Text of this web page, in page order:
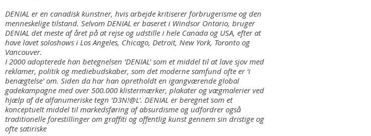
DENIAL er en canadisk kunstner, hvis arbejde kritiserer forbrugerisme og den
menneskelige tilstand. Selvom DENIAL er baseret i Windsor Ontario, bruger
DENIAL det meste af året på at rejse og udstille i hele Canada og USA, efter at
have lavet soloshows i Los Angeles, Chicago, Detroit, New York, Toronto og
Vancouver.
I 2000 adopterede han betegnelsen 'DENIAL' som et middel til at lave sjov med
reklamer, politik og mediebudskaber, som det moderne samfund ofte er 'i
benægtelse' om. Siden da har han opretholdt en igangværende global
gadekampagne med over 500.000 klistermærker, plakater og vægmalerier ved
hjælp af de alfanumeriske tegn 'D3N!@L'. DENIAL er beregnet som et
konceptuelt middel til markedsføring af absurdisme og udfordrer også
traditionelle forestillinger om graffiti og offentlig kunst gennem sin dristige og
ofte satiriske